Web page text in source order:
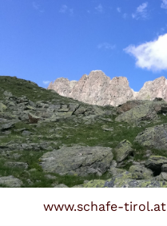
www.schafe-tirol.at